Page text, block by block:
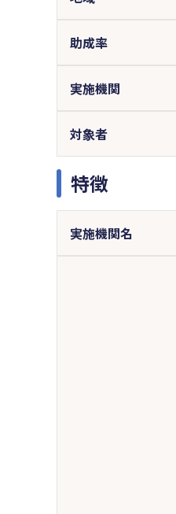
助成率
実施機関
対象者
特徴
実施機関名